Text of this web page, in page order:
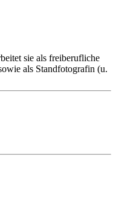
sie als freiberufliche
als Standfotografin (u.